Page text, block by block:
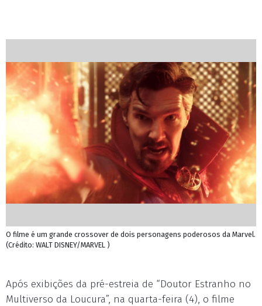
O filme é um grande crossover de dois personagens poderosos da Marvel.
(Crédito: WALT DISNEY/MARVEL )
Após exibições da pré-estreia de “Doutor Estranho no
Multiverso da Loucura”, na quarta-feira (4), o filme